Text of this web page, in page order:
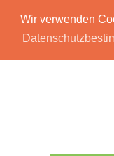
Wir verwenden